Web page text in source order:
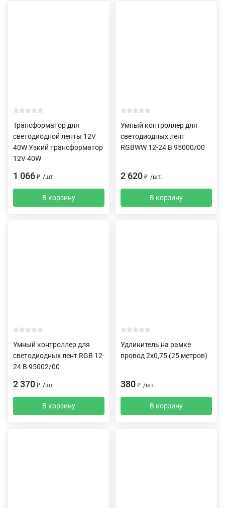
Трансформатор для
светодиодной ленты 12V
40W Узкий трансформатор
12V 40W
1 066 ₽ /шт.
В корзину
Умный контроллер для
светодиодных лент
RGBWW 12-24 В 95000/00
2 620 ₽ /шт.
В корзину
Умный контроллер для
светодиодных лент RGB 12-
24 В 95002/00
2 370 ₽ /шт.
В корзину
Удлинитель на рамке
провод 2х0,75 (25 метров)
380 ₽ /шт.
В корзину